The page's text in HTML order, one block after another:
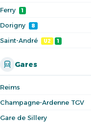
Ferry 1
Dorigny 8
Saint-André U2 1
Gares
Reims
Champagne-Ardenne TGV
Gare de Sillery